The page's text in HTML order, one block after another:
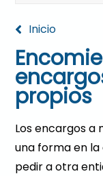
Inicio
propios
Los encargos a
una forma en
pedir a otra